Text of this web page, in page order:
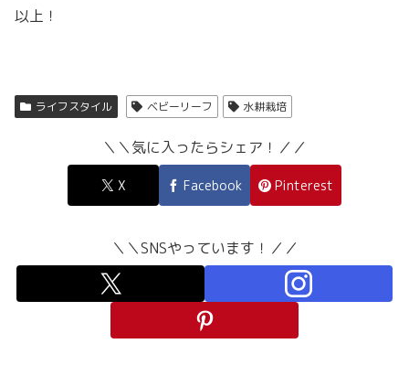
以上！
ライフスタイル ベビーリーフ 水耕栽培
＼＼気に入ったらシェア！／／
X Facebook Pinterest
＼＼SNSやっています！／／